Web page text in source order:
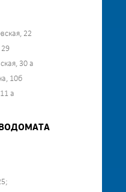
22
30 а
10б
а